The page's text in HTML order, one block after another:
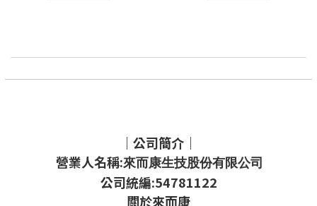
｜公司簡介｜
營業人名稱:來而康生技股份有限公司
公司統編:54781122
關於來而康